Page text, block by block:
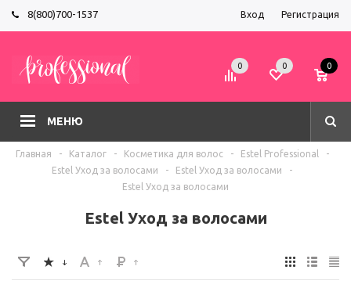
8(800)700-1537 Вход Регистрация
МЕНЮ
0 0 0
Главная - Каталог - Косметика для волос - Estel Professional
-
Estel Уход за волосами
- Estel Уход за волосами
-
Estel Уход за волосами
Estel Уход за волосами